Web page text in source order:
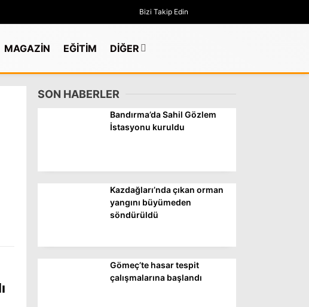
GÜNDEM
DÜNYA
Bizi Takip Edin
MAGAZİN EĞİTİM DİĞER
SON HABERLER
Bandırma’da Sahil Gözlem
İstasyonu kuruldu
Kazdağları’nda çıkan orman
yangını büyümeden
söndürüldü
Gömeç’te hasar tespit
çalışmalarına başlandı